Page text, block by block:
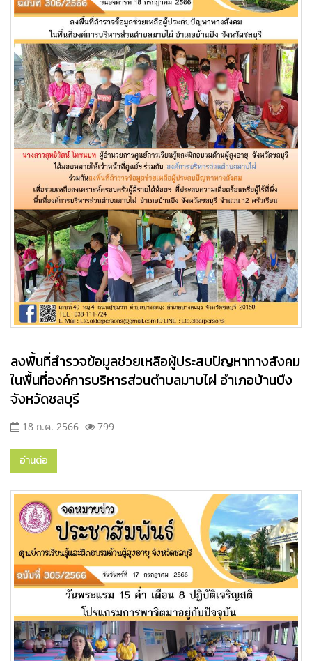
ลงพื้นที่สำรวจข้อมูลช่วยเหลือผู้ประสบปัญหาทางสังคม
ในพื้นที่องค์การบริหารส่วนตำบลมาบไผ่ อำเภอบ้านบึง
จังหวัดชลบุรี
18 ก.ค. 2566 799
อ่านต่อ